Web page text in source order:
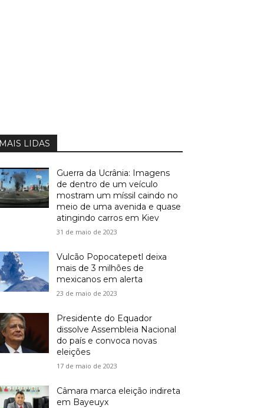
MAIS LIDAS
Guerra da Ucrânia: Imagens
de dentro de um veículo
mostram um míssil caindo no
meio de uma avenida e quase
atingindo carros em Kiev
31 de maio de 2023
Vulcão Popocatepetl deixa
mais de 3 milhões de
mexicanos em alerta
23 de maio de 2023
Presidente do Equador
dissolve Assembleia Nacional
do país e convoca novas
eleições
17 de maio de 2023
Câmara marca eleição indireta
em Bayeuyx